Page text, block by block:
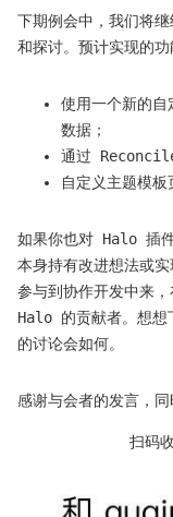
下期例会中，我们将
和探讨。预计实现的功
使用一个新的自
数据；
通过
自定义主题模板
如果你也对 Halo 插
本身持有改进想法或
参与到协作开发中来
Halo 的贡献者。想想
的讨论会如何。
感谢与会者的发言，
扫码